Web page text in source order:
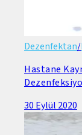
Dezenfektan/
Hastane
30 Eylül 2020